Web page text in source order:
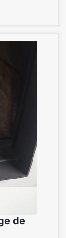
de